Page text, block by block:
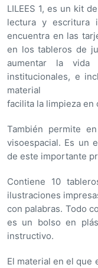
d
o
e
n
0
d
e
5
LILEES 1, es un kit
lectura y escritura
encuentra en las
en los tableros de
aumentar la
institucionales, e
material
facilita la limpieza en
También permite
visoespacial. Es un
de este importante
Contiene 10
ilustraciones
con palabras. Todo
es un bolso en
instructivo.
El material en el que